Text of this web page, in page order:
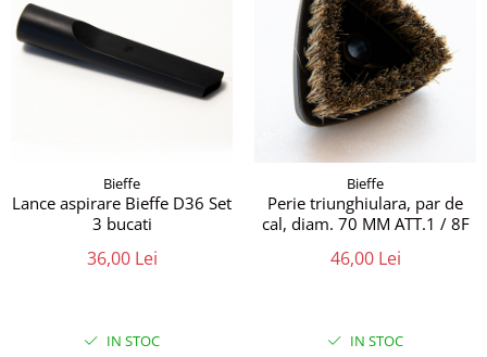
Bieffe
Lance aspirare Bieffe D36 Set
3 bucati
36,00 Lei
IN STOC
Bieffe
Perie triunghiulara, par de
cal, diam. 70 MM ATT.1 / 8F
46,00 Lei
IN STOC